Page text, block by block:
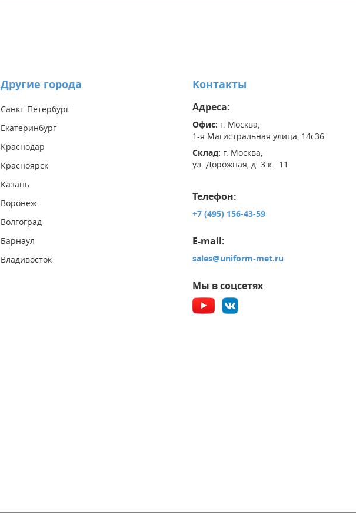
Другие города
Санкт-Петербург
Екатеринбург
Краснодар
Красноярск
Казань
Воронеж
Волгоград
Барнаул
Владивосток
Контакты
Адреса:
Офис: г. Москва,
1-я Магистральная улица, 14с36
Склад: г. Москва,
ул. Дорожная, д. 3 к. 11
Телефон:
+7 (495) 156-43-59
E-mail:
sales@uniform-met.ru
Мы в соцсетях